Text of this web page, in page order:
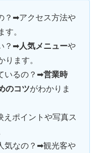
？➡アクセス方法や
。
？➡人気メニューや
ます。
いるの？➡営業時
のコツがわかりま
ポイントや写真ス
気なの？➡観光客や